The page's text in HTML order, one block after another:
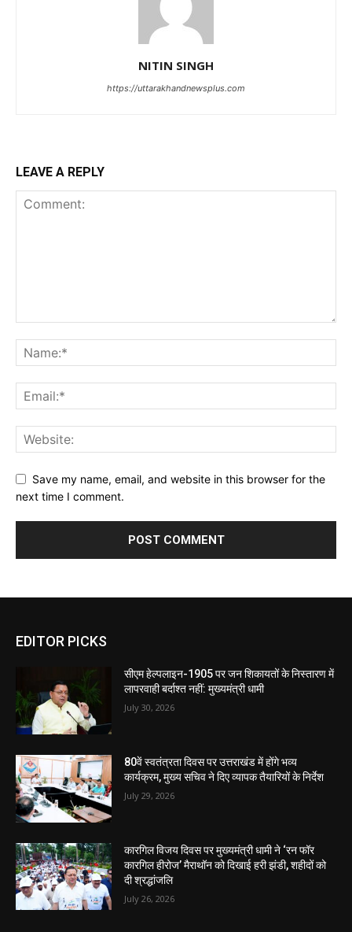
NITIN SINGH
https://uttarakhandnewsplus.com
LEAVE A REPLY
Save my name, email, and website in this browser for the
next time I comment.
EDITOR PICKS
सीएम हेल्पलाइन-1905 पर जन शिकायतों के निस्तारण में
लापरवाही बर्दाश्त नहीं: मुख्यमंत्री धामी
July 30, 2026
80वें स्वतंत्रता दिवस पर उत्तराखंड में होंगे भव्य
कार्यक्रम, मुख्य सचिव ने दिए व्यापक तैयारियों के निर्देश
July 29, 2026
कारगिल विजय दिवस पर मुख्यमंत्री धामी ने ‘रन फॉर
कारगिल हीरोज’ मैराथॉन को दिखाई हरी झंडी, शहीदों को
दी श्रद्धांजलि
July 26, 2026